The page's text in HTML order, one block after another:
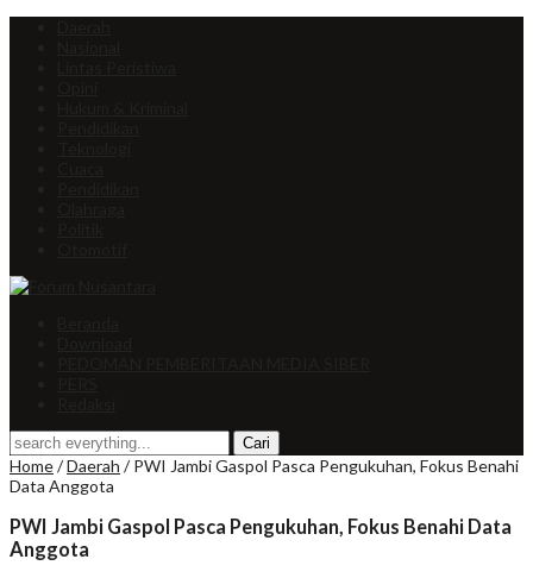
Home/Daerah /PWI Jambi Gaspol Pasca Pengukuhan, Fokus Benahi
Data Anggota
PWI Jambi Gaspol Pasca Pengukuhan, Fokus Benahi Data
Anggota